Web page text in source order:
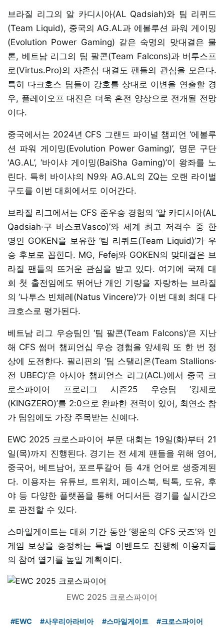
브라질 리그의 알 카디시아(AL Qadsiah)와 팀 리퀴드
(Team Liquid), 중국의 AG.AL과 에볼루션 파워 게이밍
(Evolution Power Gaming) 같은 숙명의 맞대결은 물
론, 베트남 리그의 팀 팔콘(Team Falcons)과 버투스프
로(Virtus.Pro)의 자존심 대결도 팬들의 관심을 모은다.
특히 다크호스 팀들이 강호를 상대로 이변을 연출할 경
우, 플레이오프 대진은 더욱 혼전 양상으로 전개될 전망
이다.
중국에서는 2024년 CFS 그랜드 파이널 챔피언 ‘에볼루
션 파워 게이밍(Evolution Power Gaming)’, 명문 구단
‘AG.AL’, ‘바이샤 게이밍(BaiSha Gaming)’이 왕좌를 노
린다. 특히 바이샤의 N9와 AG.AL의 ZQ는 오랜 라이벌
구도를 이번 대회에서도 이어간다.
브라질 리그에서는 CFS 준우승 경험의 ‘알 카디시아(AL
Qadsiah·구 바스코Vasco)’와 세계 최고 저격수 중 한
명인 GOKEN을 보유한 ‘팀 리퀴드(Team Liquid)’가 우
승 후보로 꼽힌다. MG, Fefej와 GOKEN의 맞대결은 브
라질 팬들의 뜨거운 관심을 받고 있다. 여기에 국제 대
회 첫 출전임에도 뛰어난 개인 기량을 자랑하는 브라질
의 ‘나투스 빈체레(Natus Vincere)’가 이번 대회 최대 다
크호스로 평가된다.
베트남 리그 우승팀인 ‘팀 팔콘(Team Falcons)’은 지난
해 CFS 썸머 챔피언십 우승 경험을 앞세워 또 한 번 정
상에 도전한다. 필리핀의 ‘팀 스탤리온(Team Stallions·
전 UBEC)’은 아시아 챔피언스 리그(ACL)에서 중국 크
로스파이어 프로리그 시즌25 우승팀 ‘킹제로
(KINGZERO)’를 2:0으로 완파한 전력이 있어, 최연소 참
가 팀임에도 가장 주목받는 신예다.
EWC 2025 크로스파이어 부문 대회는 19일(화)부터 21
일(목)까지 진행된다. 경기는 전 세계 팬들을 위해 영어,
중국어, 베트남어, 포르투갈어 등 4개 언어로 생중계된
다. 이용자는 유튜브, 트위치, 페이스북, 틱톡, 도유, 후
야 등 다양한 플랫폼을 통해 어디서든 경기를 실시간으
로 관전할 수 있다.
스마일게이트는 대회 기간 동안 ‘행운의 CFS 굿즈’와 인
게임 보상을 증정하는 특별 이벤트도 진행해 이용자들
의 참여 열기를 높일 계획이다.
EWC 2025 크로스파이어
#EWC #사우리아라비아 #스마일게이트 #크로스파이어